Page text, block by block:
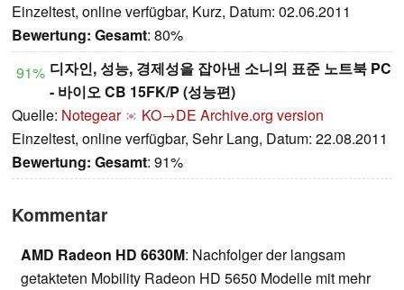
Einzeltest, online verfügbar, Kurz, Datum: 02.06.2011
Bewertung: Gesamt: 80%
91% 디자인, 성능, 경제성을 잡아낸 소니의 표준 노트북 PC
- 바이오 CB 15FK/P (성능편)
Quelle: Notegear KO→DE Archive.org version
Einzeltest, online verfügbar, Sehr Lang, Datum: 22.08.2011
Bewertung: Gesamt: 91%
Kommentar
AMD Radeon HD 6630M: Nachfolger der langsam
getakteten Mobility Radeon HD 5650 Modelle mit mehr